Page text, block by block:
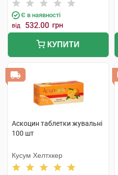
Є в наявності
від 532.00 грн
КУПИТИ
Аскоцин таблетки жувальні
100 шт
Кусум Хелтхкер